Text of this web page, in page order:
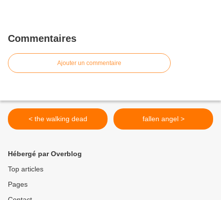
Commentaires
Ajouter un commentaire
< the walking dead fallen angel >
Hébergé par Overblog
Top articles
Pages